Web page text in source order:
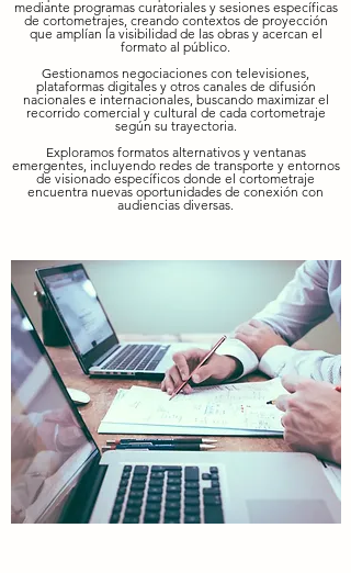
mediante programas curatoriales y sesiones específicas
de cortometrajes, creando contextos de proyección
que amplían la visibilidad de las obras y acercan el
formato al público.
Gestionamos negociaciones con televisiones,
plataformas digitales y otros canales de difusión
nacionales e internacionales, buscando maximizar el
recorrido comercial y cultural de cada cortometraje
según su trayectoria.
Exploramos formatos alternativos y ventanas
emergentes, incluyendo redes de transporte y entornos
de visionado específicos donde el cortometraje
encuentra nuevas oportunidades de conexión con
audiencias diversas.